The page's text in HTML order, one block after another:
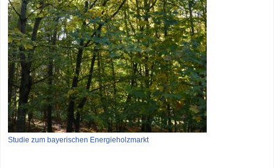
Studie zum bayerischen Energieholzmarkt